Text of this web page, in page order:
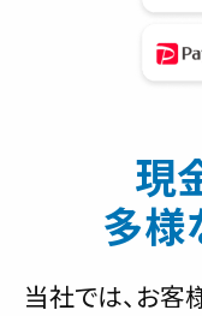
現
多様
当社では、お客